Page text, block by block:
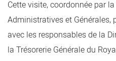
Cette visite, coordonnée par
Administratives et Générales,
avec les responsables de la
la Trésorerie Générale du